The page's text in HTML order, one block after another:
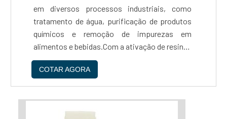
em diversos processos industriais, como
tratamento de água, purificação de produtos
químicos e remoção de impurezas em
alimentos e bebidas.Com a ativação de resinas
ionica preço justo, é possível aumentar a
capacidade de troca iônica, melhorando a
eficiência do processo e reduzindo os custos
um serviço de manutenção preventiva,
COTAR AGORA